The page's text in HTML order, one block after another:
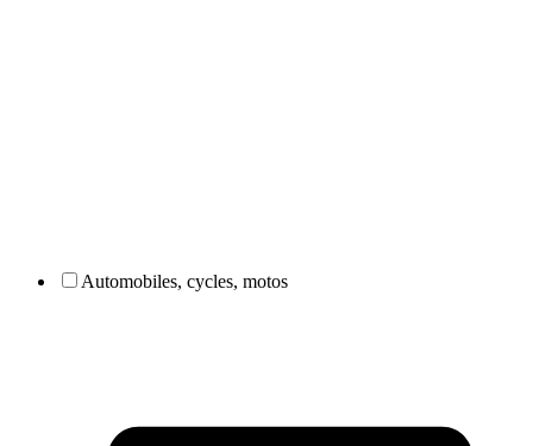
Automobiles, cycles, motos